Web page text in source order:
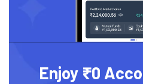
Enjoy ₹0